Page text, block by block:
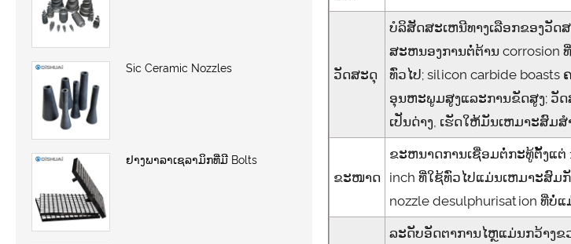
Sic Ceramic Nozzles
ຢາງພາລາເຊລາມິກທີ່ມີ Bolts
ວັດສະດຸ
ບໍລິສັດສະເຫນີທາງເລືອກຂອງວັດ
ສະຫນອງການຕໍ່ຕ້ານ corrosion
ທົ່ວໄປ; silicon carbide
ອຸນຫະພູມສູງແລະການຂັດສູງ; ວັ
ເປັນດ່າງ, ເຮັດໃຫ້ມັນເຫມາະສົມ
ຂະໜາດ
ຂະຫນາດການເຊື່ອມຕໍ່ກະທູ້ຕັ້ງແຕ່
inch ທີ່ໃຊ້ທົ່ວໄປແມ່ນເຫມາະສົມ
nozzle desulphurisation ທີ່ບໍ່
ລະດັບອັດຕາການໄຫຼແມ່ນກວ້າງຂວ